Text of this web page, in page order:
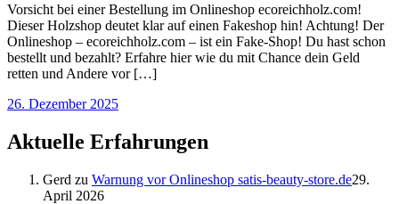
Vorsicht bei einer Bestellung im Onlineshop ecoreichholz.com!
Dieser Holzshop deutet klar auf einen Fakeshop hin! Achtung! Der
Onlineshop – ecoreichholz.com – ist ein Fake-Shop! Du hast schon
bestellt und bezahlt? Erfahre hier wie du mit Chance dein Geld
retten und Andere vor […]
26. Dezember 2025
Aktuelle Erfahrungen
Gerd zu Warnung vor Onlineshop satis-beauty-store.de29.
April 2026